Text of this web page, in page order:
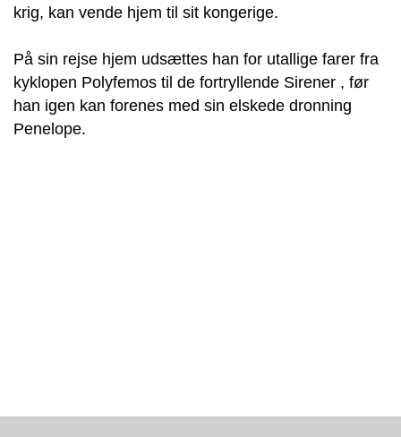
krig, kan vende hjem til sit kongerige.
På sin rejse hjem udsættes han for utallige farer fra
kyklopen Polyfemos til de fortryllende Sirener , før
han igen kan forenes med sin elskede dronning
Penelope.